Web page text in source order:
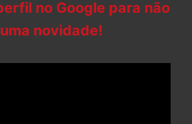
no Google para não
novidade!